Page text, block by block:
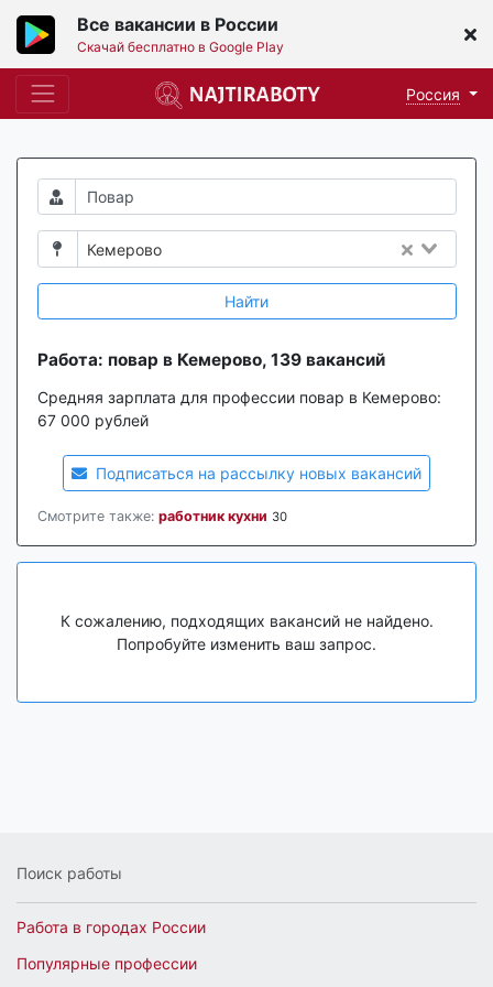
Все вакансии в России
Скачай бесплатно в Google Play
Россия
Кемерово
Найти
Работа: повар в Кемерово, 139 вакансий
Средняя зарплата для профессии повар в Кемерово:
67 000 рублей
Подписаться на рассылку новых вакансий
Смотрите также: работник кухни 30
К сожалению, подходящих вакансий не найдено.
Попробуйте изменить ваш запрос.
Поиск работы
Работа в городах России
Популярные профессии